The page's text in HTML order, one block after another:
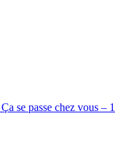
Ça se passe chez vous –